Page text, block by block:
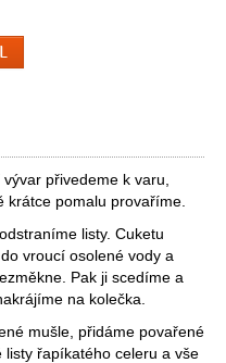
přivedeme k varu,
krátce pomalu provaříme.
listy. Cuketu
vroucí osolené vody a
Pak ji scedíme a
na kolečka.
mušle, přidáme povařené
listy řapíkatého celeru a vše